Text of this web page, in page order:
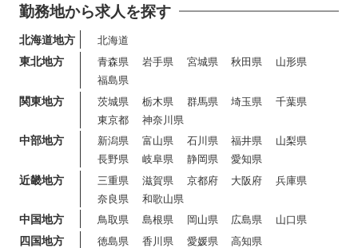
勤務地から求人を探す
北海道地方 北海道
東北地方 青森県 岩手県 宮城県 秋田県
山形県
福島県
関東地方 茨城県 栃木県 群馬県 埼玉県
千葉県
東京都
神奈川県
中部地方 新潟県 富山県 石川県 福井県
山梨県
長野県
岐阜県 静岡県 愛知県
近畿地方 三重県 滋賀県 京都府 大阪府
兵庫県
奈良県
和歌山県
中国地方 鳥取県 島根県 岡山県 広島県 山口県
四国地方 徳島県 香川県 愛媛県 高知県